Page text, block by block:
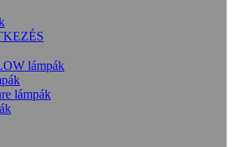
lámpák
lámpák